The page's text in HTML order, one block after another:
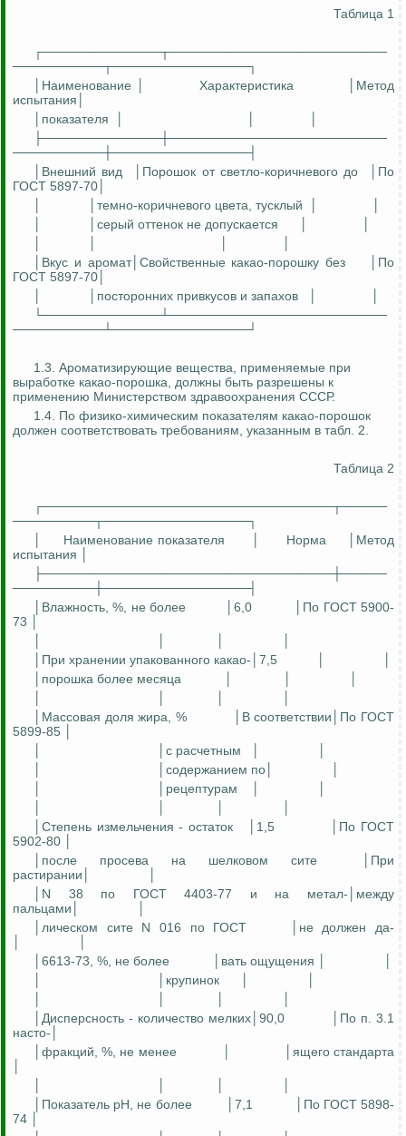
Таблица 1
┌─────────────┬────────────────────────
──────────┬───────────────┐
│Наименование │
Характеристика
│Метод
испытания│
│показателя
├─────────────┼────────────────────────
──────────┼───────────────┤
│Внешний вид
│Порошок от светло-коричневого до │По
ГОСТ 5897-70│
│темно-коричневого цвета, тусклый
│серый оттенок не допускается
│Вкус и аромат│Свойственные какао-порошку без │По
ГОСТ 5897-70│
│посторонних привкусов и запахов
└─────────────┴────────────────────────
──────────┴───────────────┘
1.3. Ароматизирующие вещества, применяемые при
выработке какао-порошка, должны быть разрешены к
применению Министерством здравоохранения СССР.
1.4. По физико-химическим показателям какао-порошок
должен соответствовать требованиям, указанным в табл. 2.
Таблица 2
┌────────────────────────────────┬─────
─────────┬────────────────┐
Наименование показателя Норма
│Метод
испытания │
├────────────────────────────────┼─────
─────────┼────────────────┤
│Влажность, %, не более
│6,0 │По ГОСТ 5900-
73 │
│При хранении упакованного какао-│7,5
│порошка более месяца
│Массовая доля жира, %
│Всоответствии │По ГОСТ
5899-85 │
│с расчетным
│содержанием по
│рецептурам
│Степень измельчения - остаток
│1,5 │По ГОСТ
5902-80 │
│после просева на шелковом сите
│При
растирании│
│N 38 по ГОСТ 4403-77 и на метал- │между
пальцами│
лическом сите N 016 по ГОСТ
│не должен да-
│6613-73, %, не более
вать ощущения │
│крупинок
│Дисперсность - количество мелких│90,0
│По п. 3.1
насто-│
│фракций, %, не менее
ящегостандарта
│Показатель pH, не более │7,1 │По ГОСТ 5898-
74 │